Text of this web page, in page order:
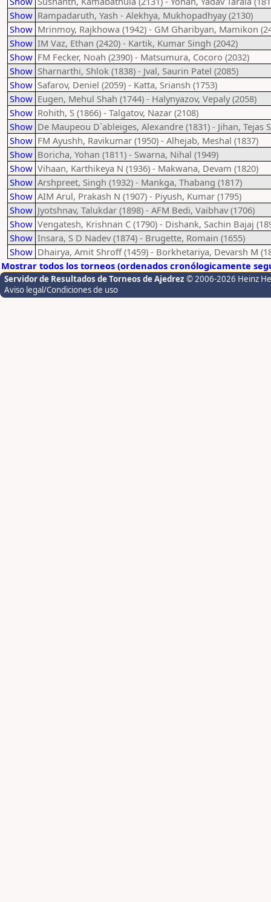
Show Rampadaruth, Yash - Alekhya, Mukhopadhyay (2130)
Show Mrinmoy, Rajkhowa (1942) - GM Gharibyan, Mamikon
Show IM Vaz, Ethan (2420) - Kartik, Kumar Singh (2042)
Show FM Fecker, Noah (2390) - Matsumura, Cocoro (2032)
Show Sharnarthi, Shlok (1838) - Jval, Saurin Patel (2085)
Show Safarov, Deniel (2059) - Katta, Sriansh (1753)
Show Eugen, Mehul Shah (1744) - Halynyazov, Vepaly (2058)
Show Rohith, S (1866) - Talgatov, Nazar (2108)
Show De Maupeou D`ableiges, Alexandre (1831) - Jihan, Tejas
Show FM Ayushh, Ravikumar (1950) - Alhejab, Meshal (1837)
Show Boricha, Yohan (1811) - Swarna, Nihal (1949)
Show Vihaan, Karthikeya N (1936) - Makwana, Devam (1820)
Show Arshpreet, Singh (1932) - Mankga, Thabang (1817)
Show AIM Arul, Prakash N (1907) - Piyush, Kumar (1795)
Show Jyotshnav, Talukdar (1898) - AFM Bedi, Vaibhav (1706)
Show Vengatesh, Krishnan C (1790) - Dishank, Sachin Bajaj
Show Insara, S D Nadev (1874) - Brugette, Romain (1655)
Show Dhairya, Amit Shroff (1459) - Borkhetariya, Devarsh M
Mostrar todos los torneos (ordenados cronólogicamente
Servidor de Resultados de Torneos de Ajedrez © 2006-2026 Heinz
Aviso legal/Condiciones de uso